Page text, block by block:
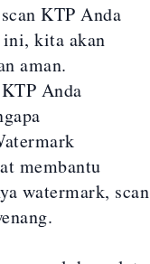
KTP Anda
kita akan
aman.
Anda
membantu
watermark, scan